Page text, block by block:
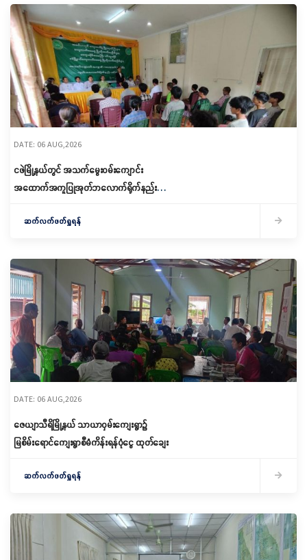
DATE: 06 AUG,2026
ငဖဲမြို့နယ်တွင် အသက်မွေးဝမ်းကျောင်း
အထောက်အကူပြုအုတ်ဘလောက်ရိုက်နည်း
ဆက်လက်ဖတ်ရှုရန်
DATE: 06 AUG,2026
ဇေယျာသီရိမြို့နယ် သာယာဝှမ်းကျေးရွာ၌
မြစိမ်းရောင်ကျေးရွာစီမံကိန်းရန်ပုံငွေ ထုတ်ချေး
ဆက်လက်ဖတ်ရှုရန်